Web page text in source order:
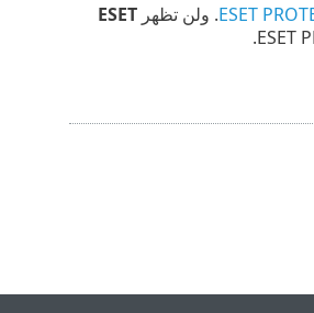
. ولن تظهر ESET